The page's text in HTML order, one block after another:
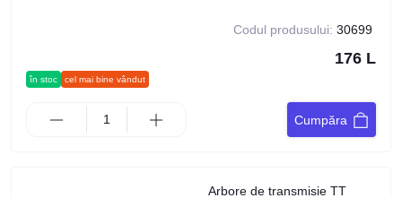
în stoc cel mai bine vândut
Codul produsului: 30699
176 L
Cumpăra
Arbore de transmisie TT